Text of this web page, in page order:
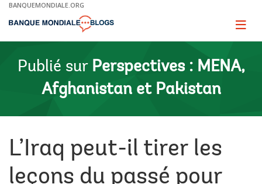
Skip
Main
BANQUEMONDIALE.ORG
Page
Publié sur Perspectives : MENA,
Afghanistan et Pakistan
L’Iraq peut-il tirer les
leçons du passé pour